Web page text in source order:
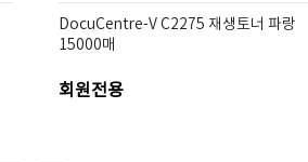
DocuCentre-V C2275 재생토너 파랑
15000매
회원전용